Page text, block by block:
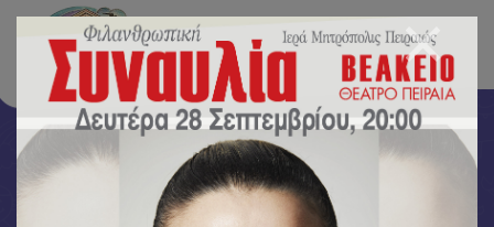
Γονείς
Αρχική Γονείς